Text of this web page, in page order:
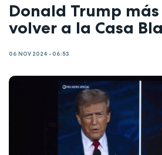
Donald Trump
volver a la Casa
06 NOV 2024 - 06:53